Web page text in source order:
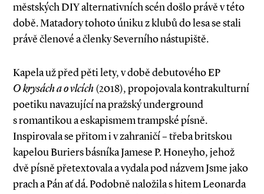
městských DIY alternativních scén došlo právě v této
době. Matadory tohoto úniku z klubů do lesa se stali
právě členové a členky Severního nástupiště.
Kapela už před pěti lety, v době debutového EP
O krysách a o vlcích(2018), propojovala kontrakulturní
poetiku navazující na pražský underground
s romantikou a eskapismem trampské písně.
Inspirovala se přitom i v zahraničí – třeba britskou
kapelou Buriers básníka Jamese P. Honeyho, jehož
dvě písně přetextovala a vydala pod názvem Jsme jako
prach a Pán ať dá. Podobně naložila s hitem Leonarda